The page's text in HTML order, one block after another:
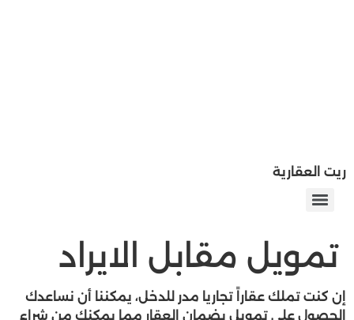
ريت العقارية
تمويل مقابل الايراد
إن كنت تملك عقاراً تجاريا مدر للدخل، يمكننا أن نساعدك
الحصول على تمويل بضمان العقار مما يمكنك من شراء